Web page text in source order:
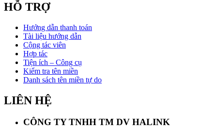
HỖ TRỢ
Hướng dẫn thanh toán
Tài liệu hướng dẫn
Cộng tác viên
Hợp tác
Tiện ích – Công cụ
Kiểm tra tên miền
Danh sách tên miền tự do
LIÊN HỆ
CÔNG TY TNHH TM DV HALINK